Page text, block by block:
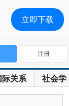
际关系 社会学
注册
立即下载